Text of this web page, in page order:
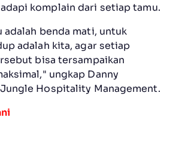
komplain dari setiap tamu.
benda mati, untuk
adalah kita, agar setiap
bisa tersampaikan
ungkap Danny
Hospitality Management.